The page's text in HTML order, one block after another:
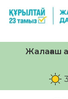
Жалағаш